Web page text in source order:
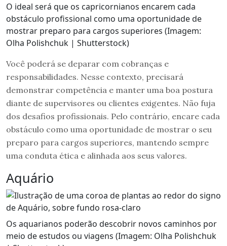
O ideal será que os capricornianos encarem cada
obstáculo profissional como uma oportunidade de
mostrar preparo para cargos superiores (Imagem:
Olha Polishchuk | Shutterstock)
Você poderá se deparar com cobranças e
responsabilidades. Nesse contexto, precisará
demonstrar competência e manter uma boa postura
diante de supervisores ou clientes exigentes. Não fuja
dos desafios profissionais. Pelo contrário, encare cada
obstáculo como uma oportunidade de mostrar o seu
preparo para cargos superiores, mantendo sempre
uma conduta ética e alinhada aos seus valores.
Aquário
Os aquarianos poderão descobrir novos caminhos por
meio de estudos ou viagens (Imagem: Olha Polishchuk